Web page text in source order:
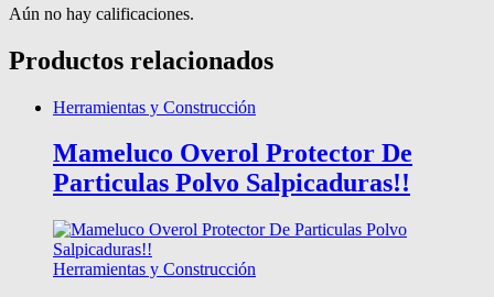
Aún no hay calificaciones.
Productos relacionados
Herramientas y Construcción
Mameluco Overol Protector De
Particulas Polvo Salpicaduras!!
Herramientas y Construcción